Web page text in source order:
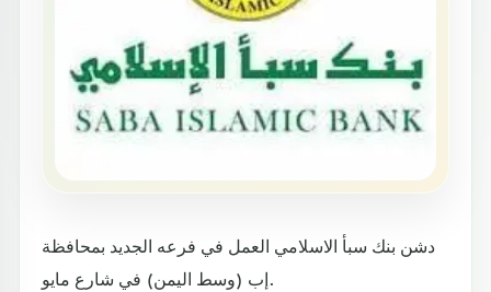
دشن بنك سبأ الاسلامي العمل في فرعه الجديد بمحافظة
إب (وسط اليمن) في شارع مايو.